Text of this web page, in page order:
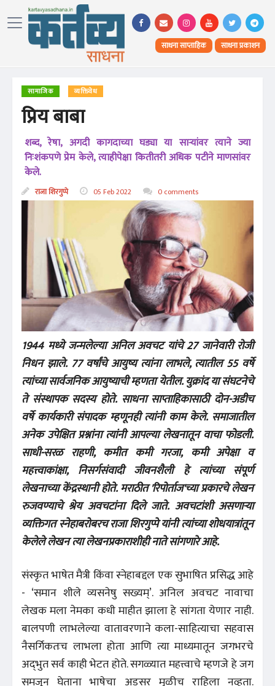
साधना साप्ताहिक साधना प्रकाशन
सामाजिक व्यक्तिवेध
प्रिय बाबा
शब्द, रेषा, अगदी कागदाच्या घड्या या साऱ्यांवर त्याने ज्या
निःशंकपणे प्रेम केले, त्याहीपेक्षा कितीतरी अधिक पटीने माणसांवर
केले.
राजा शिरगुप्पे 05 Feb 2022 0 comments
1944 मध्ये जन्मलेल्या अनिल अवचट यांचे 27 जानेवारी रोजी
निधन झाले. 77 वर्षांचे आयुष्य त्यांना लाभले, त्यातील 55 वर्षे
त्यांच्या सार्वजनिक आयुष्याची म्हणता येतील. युक्रांद या संघटनेचे
ते संस्थापक सदस्य होते. साधना साप्ताहिकासाठी दोन-अडीच
वर्षे कार्यकारी संपादक म्हणूनही त्यांनी काम केले. समाजातील
अनेक उपेक्षित प्रश्नांना त्यांनी आपल्या लेखनातून वाचा फोडली.
साधी-सरळ राहणी, कमीत कमी गरजा, कमी अपेक्षा व
महत्त्वाकांक्षा, निसर्गसंवादी जीवनशैली हे त्यांच्या संपूर्ण
लेखनाच्या केंद्रस्थानी होते. मराठीत 'रिपोर्ताज'च्या प्रकारचे लेखन
रुजवण्याचे श्रेय अवचटांना दिले जाते. अवचटांशी असणाऱ्या
व्यक्तिगत स्नेहाबरोबरच राजा शिरगुप्पे यांनी त्यांच्या शोधयात्रांतून
केलेले लेखन त्या लेखनप्रकाराशीही नाते सांगणारे आहे.
संस्कृत भाषेत मैत्री किंवा स्नेहाबद्दल एक सुभाषित प्रसिद्ध आहे
- ‘समान शीले व्यसनेषु सख्यम्’. अनिल अवचट नावाचा
लेखक मला नेमका कधी माहीत झाला हे सांगता येणार नाही.
बालपणी लाभलेल्या वातावरणाने कला-साहित्याचा सहवास
नैसर्गिकतःच लाभला होता आणि त्या माध्यमातून जगभरचे
अद्‌भुत सर्व काही भेटत होते. सगळ्यात महत्त्वाचे म्हणजे हे जग
समजून घेताना भाषेचा अडसर मुळीच राहिला नव्हता.